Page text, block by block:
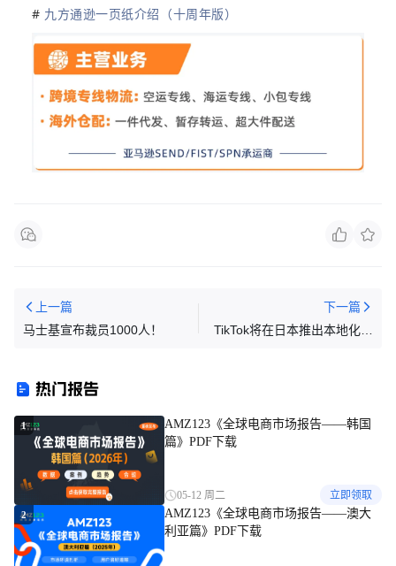
# 九方通逊一页纸介绍（十周年版）
上一篇
马士基宣布裁员1000人！
下一篇
TikTok将在日本推出本地化服
热门报告
1
AMZ123《全球电商市场报告——韩国
篇》PDF下载
05-12 周二 立即领取
2
AMZ123《全球电商市场报告——澳大
利亚篇》PDF下载